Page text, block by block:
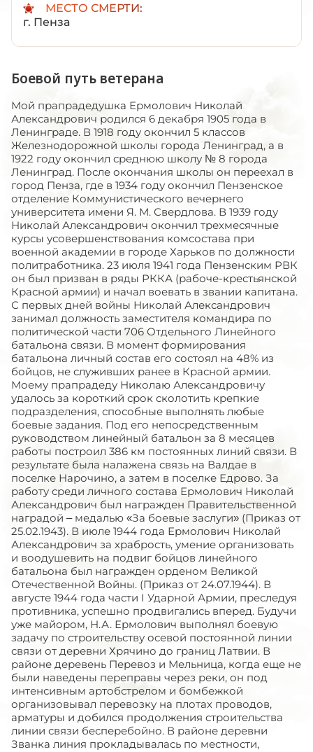
МЕСТО СМЕРТИ:
г. Пенза
Боевой путь ветерана
Мой прапрадедушка Ермолович Николай
Александрович родился 6 декабря 1905 года в
Ленинграде. В 1918 году окончил 5 классов
Железнодорожной школы города Ленинград, а в
1922 году окончил среднюю школу № 8 города
Ленинград. После окончания школы он переехал в
город Пенза, где в 1934 году окончил Пензенское
отделение Коммунистического вечернего
университета имени Я. М. Свердлова. В 1939 году
Николай Александрович окончил трехмесячные
курсы усовершенствования комсостава при
военной академии в городе Харьков по должности
политработника. 23 июля 1941 года Пензенским РВК
он был призван в ряды РККА (рабоче-крестьянской
Красной армии) и начал воевать в звании капитана.
С первых дней войны Николай Александрович
занимал должность заместителя командира по
политической части 706 Отдельного Линейного
батальона связи. В момент формирования
батальона личный состав его состоял на 48% из
бойцов, не служивших ранее в Красной армии.
Моему прапрадеду Николаю Александровичу
удалось за короткий срок сколотить крепкие
подразделения, способные выполнять любые
боевые задания. Под его непосредственным
руководством линейный батальон за 8 месяцев
работы построил 386 км постоянных линий связи. В
результате была налажена связь на Валдае в
поселке Нарочино, а затем в поселке Едрово. За
работу среди личного состава Ермолович Николай
Александрович был награжден Правительственной
наградой – медалью «За боевые заслуги» (Приказ от
25.02.1943). В июле 1944 года Ермолович Николай
Александрович за храбрость, умение организовать
и воодушевить на подвиг бойцов линейного
батальона был награжден орденом Великой
Отечественной Войны. (Приказ от 24.07.1944). В
августе 1944 года части I Ударной Армии, преследуя
противника, успешно продвигались вперед. Будучи
уже майором, Н.А. Ермолович выполнял боевую
задачу по строительству осевой постоянной линии
связи от деревни Хрячино до границ Латвии. В
районе деревень Перевоз и Мельница, когда еще не
были наведены переправы через реки, он под
интенсивным артобстрелом и бомбежкой
организовывал перевозку на плотах проводов,
арматуры и добился продолжения строительства
линии связи бесперебойно. В районе деревни
Званка линия прокладывалась по местности,